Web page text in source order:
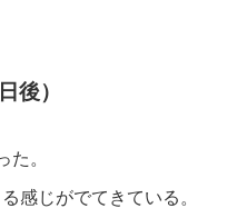
後）
た。
感じがでてきている。